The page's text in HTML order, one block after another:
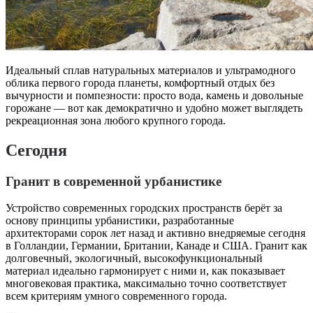
Идеальный сплав натуральных материалов и ультрамодного
облика первого города планеты, комфортный отдых без
вычурности и помпезности: просто вода, камень и довольные
горожане — вот как демократично и удобно может выглядеть
рекреационная зона любого крупного города.
Сегодня
Гранит в современной урбанистике
Устройство современных городских пространств берёт за
основу принципы урбанистики, разработанные
архитекторами сорок лет назад и активно внедряемые сегодня
в Голландии, Германии, Британии, Канаде и США. Гранит как
долговечный, экологичный, высокофункциональный
материал идеально гармонирует с ними и, как показывает
многовековая практика, максимально точно соответствует
всем критериям умного современного города.